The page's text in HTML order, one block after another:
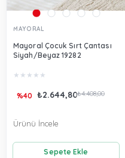
MAYORAL
Mayoral Çocuk Sırt Çantası
Siyah/Beyaz 19282
★ ★ ★ ★ ★
₺2.644,80₺4.408,00
%40
Sepete Ekle
Ürünü İncele